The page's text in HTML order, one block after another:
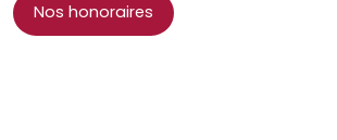
Nos honoraires